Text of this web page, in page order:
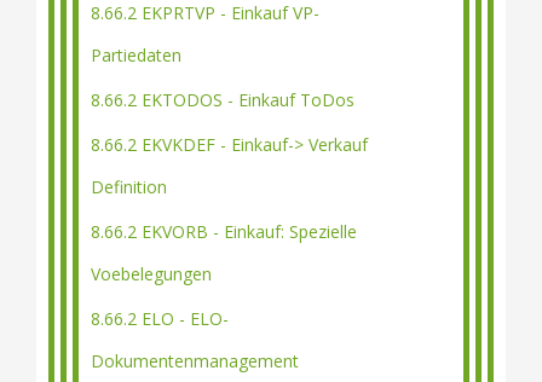
8.66.2 EKPRTVP - Einkauf VP-
Partiedaten
8.66.2 EKTODOS - Einkauf ToDos
8.66.2 EKVKDEF - Einkauf-> Verkauf
Definition
8.66.2 EKVORB - Einkauf: Spezielle
Voebelegungen
8.66.2 ELO - ELO-
Dokumentenmanagement